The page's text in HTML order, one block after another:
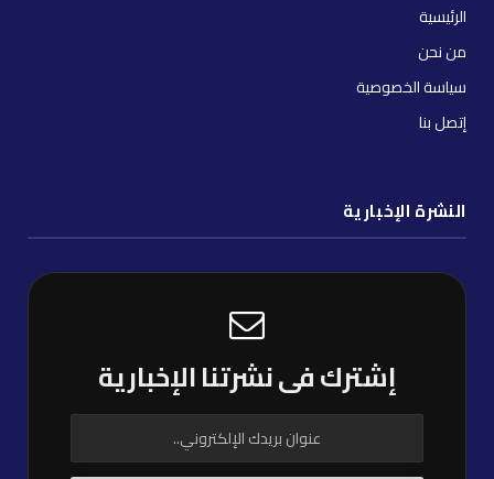
الرئيسية
من نحن
سياسة الخصوصية
إتصل بنا
النشرة الإخبارية
إشترك فى نشرتنا الإخبارية